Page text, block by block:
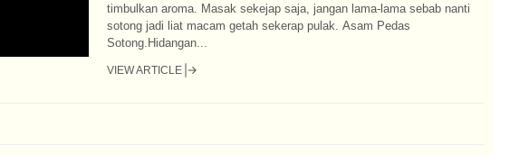
timbulkan aroma. Masak sekejap saja, jangan lama-lama sebab nanti
sotong jadi liat macam getah sekerap pulak. Asam Pedas
Sotong.Hidangan...
VIEW ARTICLE